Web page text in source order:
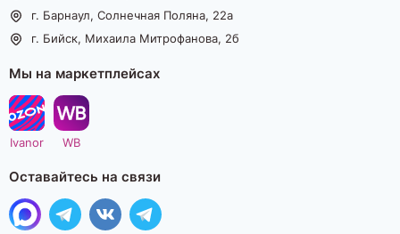
г. Барнаул, Солнечная Поляна, 22а
г. Бийск, Михаила Митрофанова, 2б
Мы на маркетплейсах
Ivanor WB
Оставайтесь на связи